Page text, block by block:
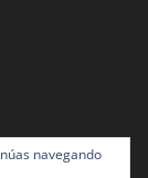
navegando